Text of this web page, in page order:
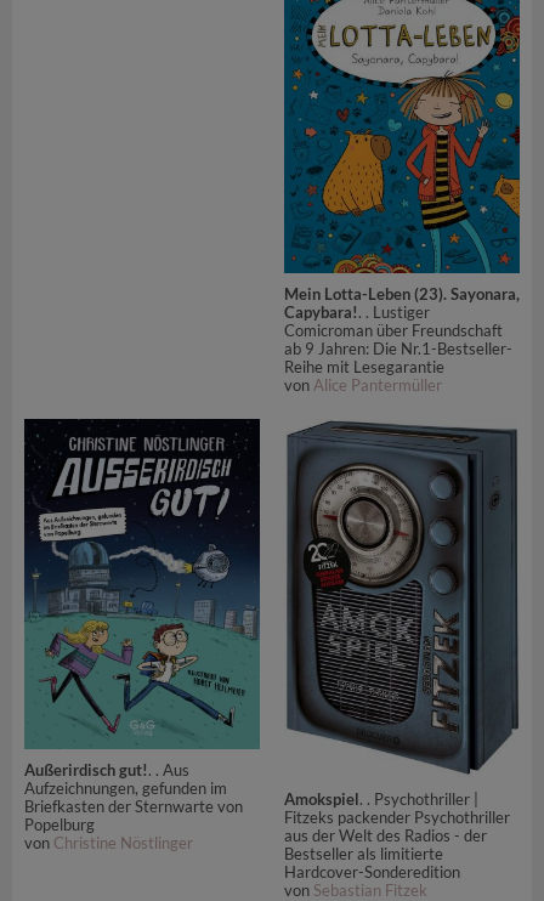
Mein Lotta-Leben (23). Sayonara,
Capybara!. . Lustiger
Comicroman über Freundschaft
ab 9 Jahren: Die Nr.1-Bestseller-
Reihe mit Lesegarantie
von Alice Pantermüller
Außerirdisch gut!. . Aus
Aufzeichnungen, gefunden im
Briefkasten der Sternwarte von
Popelburg
von Christine Nöstlinger
Amokspiel. . Psychothriller |
Fitzeks packender Psychothriller
aus der Welt des Radios - der
Bestseller als limitierte
Hardcover-Sonderedition
von Sebastian Fitzek